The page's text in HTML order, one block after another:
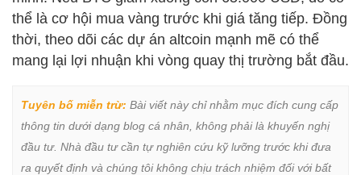
thể là cơ hội mua vàng trước khi giá tăng tiếp. Đồng
thời, theo dõi các dự án altcoin mạnh mẽ có thể
mang lại lợi nhuận khi vòng quay thị trường bắt đầu.
Tuyên bố miễn trừ: Bài viết này chỉ nhằm mục đích cung cấp
thông tin dưới dạng blog cá nhân, không phải là khuyến nghị
đầu tư. Nhà đầu tư cần tự nghiên cứu kỹ lưỡng trước khi đưa
ra quyết định và chúng tôi không chịu trách nhiệm đối với bất